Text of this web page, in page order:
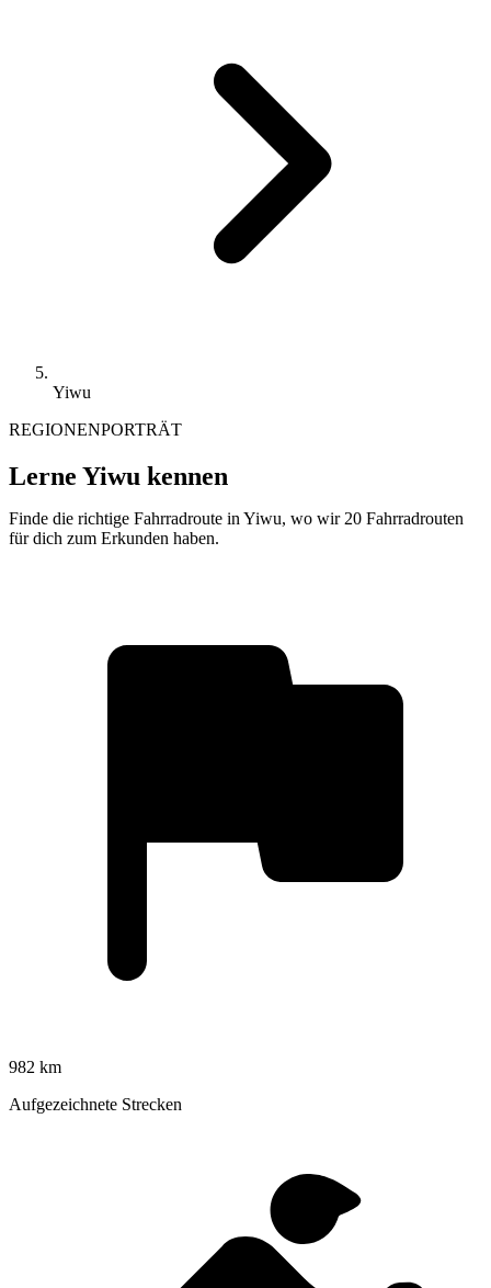
Yiwu
REGIONENPORTRÄT
Lerne Yiwu kennen
Finde die richtige Fahrradroute in Yiwu, wo wir 20 Fahrradrouten
für dich zum Erkunden haben.
982 km
Aufgezeichnete Strecken